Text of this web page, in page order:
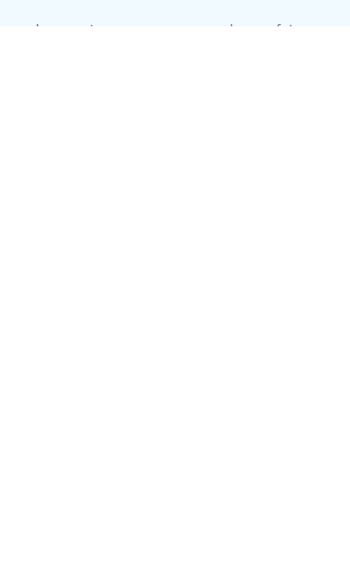
- Je ne suis pas assez costaud pour faire